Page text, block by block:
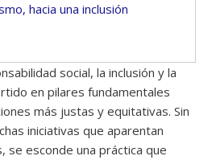
hacia una inclusión
social, la inclusión y la
en pilares fundamentales
más justas y equitativas. Sin
iniciativas que aparentan
esconde una práctica que